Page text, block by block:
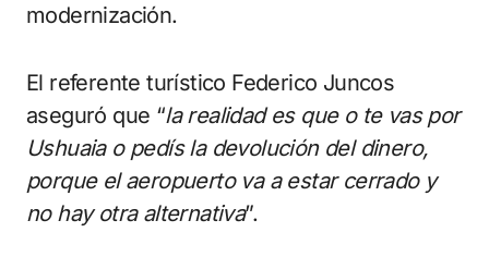
modernización.
El referente turístico Federico Juncos
aseguró que “la realidad es que o te vas por
Ushuaia o pedís la devolución del dinero,
porque el aeropuerto va a estar cerrado y
no hay otra alternativa”.